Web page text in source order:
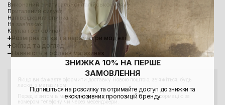
Виконаний з натуральної італійської пряжі
Приталений силует
Напіввідкрита спинка
На зав'язках
Кругла горловина
Розмірна сітка та параметри моделі
Склад та догляд
Наявність в офлайн магазинах
Якщо ви бажаєте оформити доставку Новою поштою, звʼяжіться, будь
ласка, з магазином.
Перед візитом в магазин радимо уточнити актуальну інформацію за
номером телефону чи через месенджери.
ЗНИЖКА 10% НА ПЕРШЕ
ЗАМОВЛЕННЯ
Підпишіться на розсилку та отримайте доступ до знижки та
ексклюзивних пропозицій бренду